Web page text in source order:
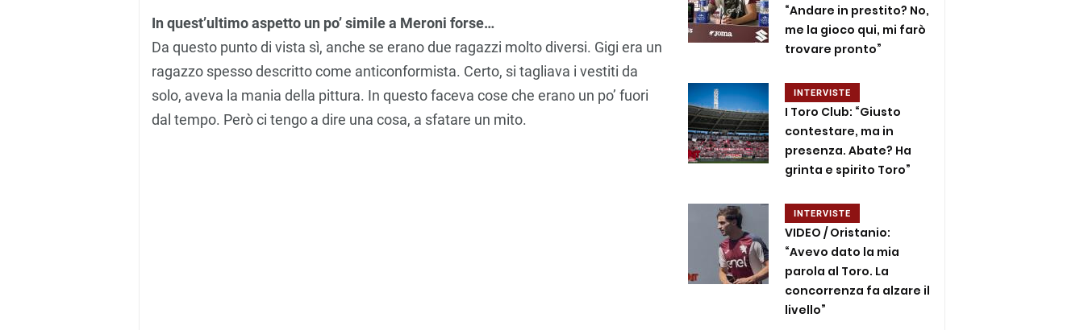
In quest’ultimo aspetto un po’ simile a Meroni forse…
Da questo punto di vista sì, anche se erano due ragazzi molto diversi. Gigi era un
ragazzo spesso descritto come anticonformista. Certo, si tagliava i vestiti da
solo, aveva la mania della pittura. In questo faceva cose che erano un po’ fuori
dal tempo. Però ci tengo a dire una cosa, a sfatare un mito.
“Andare in prestito? No,
me la gioco qui, mi farò
trovare pronto”
INTERVISTE
I Toro Club: “Giusto
contestare, ma in
presenza. Abate? Ha
grinta e spirito Toro”
INTERVISTE
VIDEO / Oristanio:
“Avevo dato la mia
parola al Toro. La
concorrenza fa alzare il
livello”